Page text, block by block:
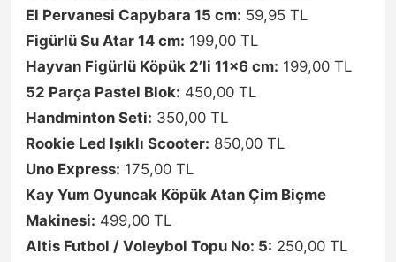
El Pervanesi Capybara 15 cm: 59,95 TL
Figürlü Su Atar 14 cm: 199,00 TL
Hayvan Figürlü Köpük 2’li 11×6 cm: 199,00 TL
52 Parça Pastel Blok: 450,00 TL
Handminton Seti: 350,00 TL
Rookie Led Işıklı Scooter: 850,00 TL
Uno Express: 175,00 TL
Kay Yum Oyuncak Köpük Atan Çim Biçme
Makinesi: 499,00 TL
Altis Futbol / Voleybol Topu No: 5: 250,00 TL